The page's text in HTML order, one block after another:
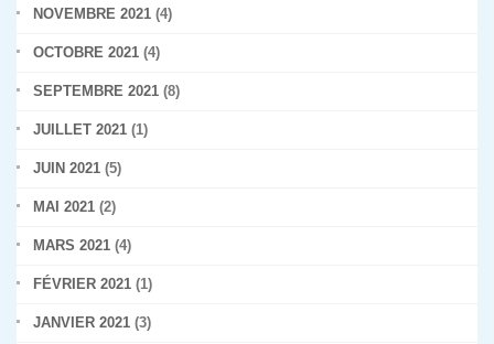
NOVEMBRE 2021 (4)
OCTOBRE 2021 (4)
SEPTEMBRE 2021 (8)
JUILLET 2021 (1)
JUIN 2021 (5)
MAI 2021 (2)
MARS 2021 (4)
FÉVRIER 2021 (1)
JANVIER 2021 (3)